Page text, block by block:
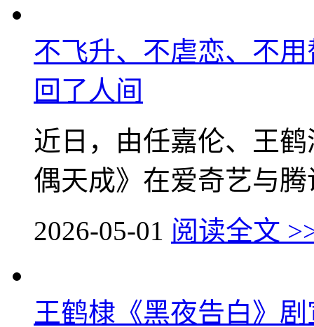
不飞升、不虐恋、不
回了人间
近日，由任嘉伦、王
偶天成》在爱奇艺与
2026-05-01 阅读全文
王鹤棣《黑夜告白》